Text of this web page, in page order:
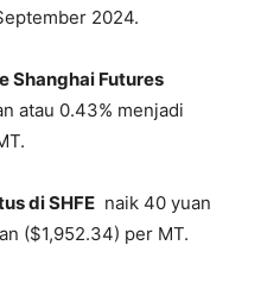
2024.
Shanghai Futures
atau 0.43% menjadi
di SHFE naik 40 yuan
($1,952.34) per MT.